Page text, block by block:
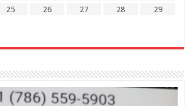
25 26 27 28
29